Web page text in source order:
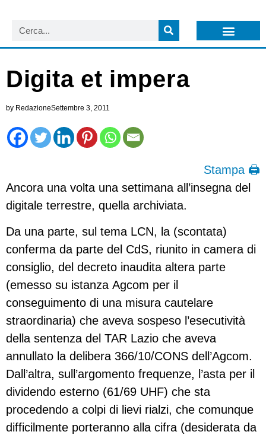
Digita et impera
by RedazioneSettembre 3, 2011
Stampa 🖨
Ancora una volta una settimana all’insegna del
digitale terrestre, quella archiviata.
Da una parte, sul tema LCN, la (scontata)
conferma da parte del CdS, riunito in camera di
consiglio, del decreto inaudita altera parte
(emesso su istanza Agcom per il
conseguimento di una misura cautelare
straordinaria) che aveva sospeso l’esecutività
della sentenza del TAR Lazio che aveva
annullato la delibera 366/10/CONS dell’Agcom.
Dall’altra, sull’argomento frequenze, l’asta per il
dividendo esterno (61/69 UHF) che sta
procedendo a colpi di lievi rialzi, che comunque
difficilmente porteranno alla cifra (desiderata da